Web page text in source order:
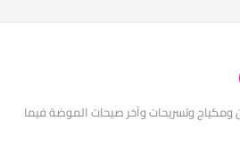
وتسريحات وآخر صيحات الموضة فيما